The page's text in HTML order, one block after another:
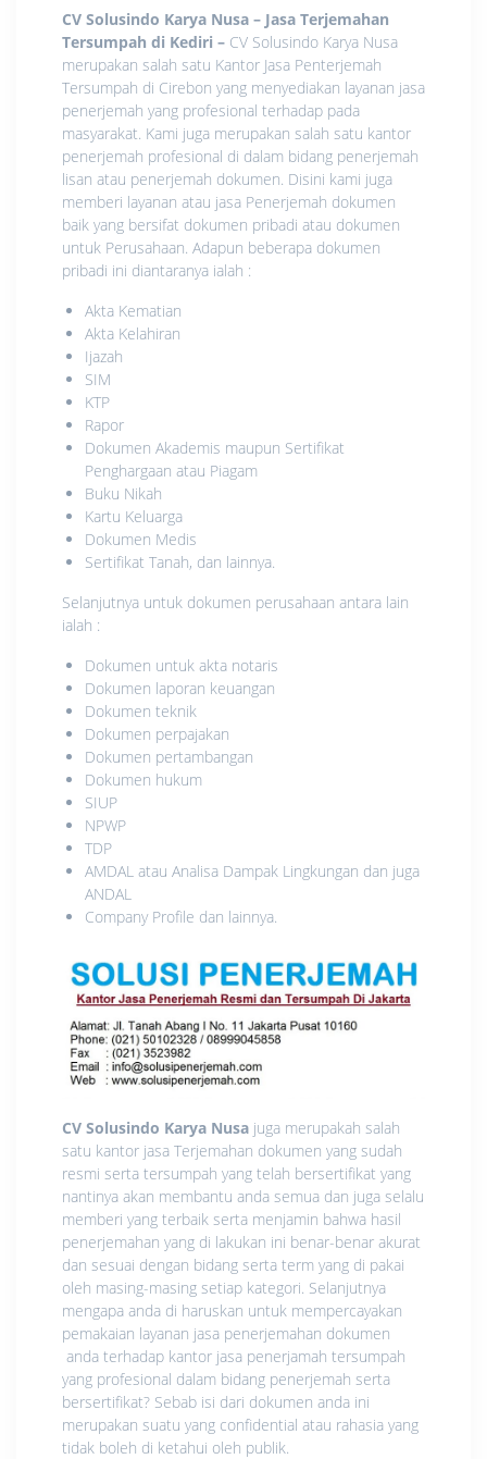
CV Solusindo Karya Nusa – Jasa Terjemahan
Tersumpah di Kediri – CV Solusindo Karya Nusa
merupakan salah satu Kantor Jasa Penterjemah
Tersumpah di Cirebon yang menyediakan layanan jasa
penerjemah yang profesional terhadap pada
masyarakat. Kami juga merupakan salah satu kantor
penerjemah profesional di dalam bidang penerjemah
lisan atau penerjemah dokumen. Disini kami juga
memberi layanan atau jasa Penerjemah dokumen
baik yang bersifat dokumen pribadi atau dokumen
untuk Perusahaan. Adapun beberapa dokumen
pribadi ini diantaranya ialah :
Akta Kematian
Akta Kelahiran
Ijazah
SIM
KTP
Rapor
Dokumen Akademis maupun Sertifikat
Penghargaan atau Piagam
Buku Nikah
Kartu Keluarga
Dokumen Medis
Sertifikat Tanah, dan lainnya.
Selanjutnya untuk dokumen perusahaan antara lain
ialah :
Dokumen untuk akta notaris
Dokumen laporan keuangan
Dokumen teknik
Dokumen perpajakan
Dokumen pertambangan
Dokumen hukum
SIUP
NPWP
TDP
AMDAL atau Analisa Dampak Lingkungan dan juga
ANDAL
Company Profile dan lainnya.
CV Solusindo Karya Nusa juga merupakah salah
satu kantor jasa Terjemahan dokumen yang sudah
resmi serta tersumpah yang telah bersertifikat yang
nantinya akan membantu anda semua dan juga selalu
memberi yang terbaik serta menjamin bahwa hasil
penerjemahan yang di lakukan ini benar-benar akurat
dan sesuai dengan bidang serta term yang di pakai
oleh masing-masing setiap kategori. Selanjutnya
mengapa anda di haruskan untuk mempercayakan
pemakaian layanan jasa penerjemahan dokumen
anda terhadap kantor jasa penerjamah tersumpah
yang profesional dalam bidang penerjemah serta
bersertifikat? Sebab isi dari dokumen anda ini
merupakan suatu yang confidential atau rahasia yang
tidak boleh di ketahui oleh publik.